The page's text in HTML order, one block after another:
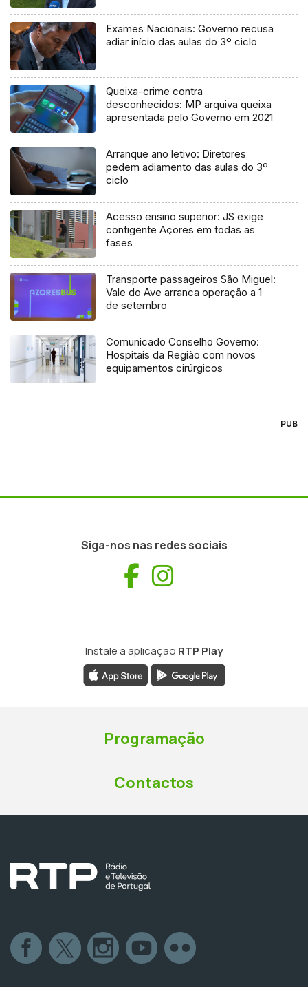
Exames Nacionais: Governo recusa
adiar início das aulas do 3º ciclo
Queixa-crime contra
desconhecidos: MP arquiva queixa
apresentada pelo Governo em 2021
Arranque ano letivo: Diretores
pedem adiamento das aulas do 3º
ciclo
Acesso ensino superior: JS exige
contigente Açores em todas as
fases
Transporte passageiros São Miguel:
Vale do Ave arranca operação a 1
de setembro
Comunicado Conselho Governo:
Hospitais da Região com novos
equipamentos cirúrgicos
PUB
Siga-nos nas redes sociais
Facebook
Instale a aplicação RTP Play
Programação
Contactos